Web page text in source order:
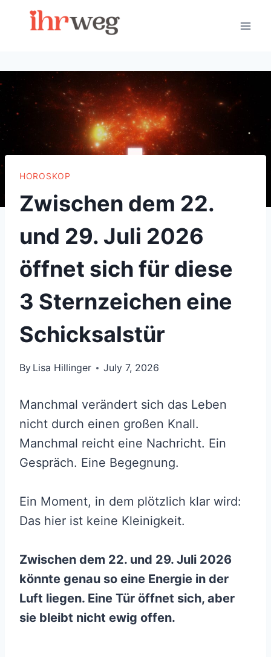
HOROSKOP
Zwischen dem 22.
und 29. Juli 2026
öffnet sich für diese
3 Sternzeichen eine
Schicksalstür
By Lisa Hillinger July 7, 2026
Manchmal verändert sich das Leben
nicht durch einen großen Knall.
Manchmal reicht eine Nachricht. Ein
Gespräch. Eine Begegnung.
Ein Moment, in dem plötzlich klar wird:
Das hier ist keine Kleinigkeit.
Zwischen dem 22. und 29. Juli 2026
könnte genau so eine Energie in der
Luft liegen. Eine Tür öffnet sich, aber
sie bleibt nicht ewig offen.